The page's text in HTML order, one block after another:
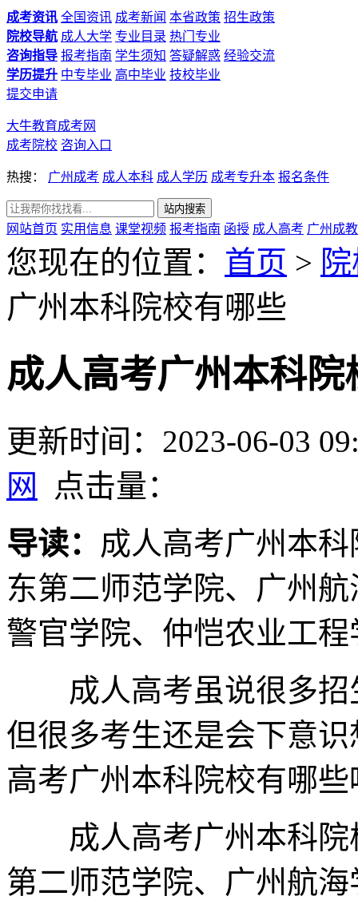
成考资讯 全国资讯 成考新闻 本省政策 招生政策
院校导航 成人大学 专业目录 热门专业
咨询指导 报考指南 学生须知 答疑解惑 经验交流
学历提升 中专毕业 高中毕业 技校毕业
提交申请
大牛教育成考网
成考院校 咨询入口
热搜： 广州成考 成人本科 成人学历 成考专升本 报名条件
网站首页 实用信息 课堂视频 报考指南 函授 成人高考 广州成教
您现在的位置： 首页 >
广州本科院校有哪些
成人高考广州本科院
更新时间：2023-06-03
网
点击量：
导读： 成人高考广州本
东第二师范学院、广州
警官学院、仲恺农业工
成人高考虽说很多招
但很多考生还是会下意
高考广州本科院校有哪些
成人高考广州本科院
第二师范学院、广州航